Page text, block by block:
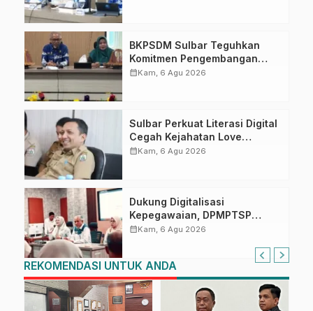
BKPSDM Sulbar Teguhkan
Komitmen Pengembangan
Kompetensi ASN melalui
calendar_monthKam, 6 Agu 2026
Sulbar Perkuat Literasi Digital
Cegah Kejahatan Love
Scamming
calendar_monthKam, 6 Agu 2026
Dukung Digitalisasi
Kepegawaian, DPMPTSP
Sulbar Siap Terapkan Aplikasi
calendar_monthKam, 6 Agu 2026
REKOMENDASI UNTUK ANDA